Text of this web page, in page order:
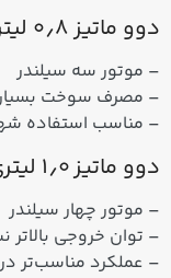
دوو ماتیز ۰٫۸ لیتری
– موتور سه سیلندر
– مصرف سوخت
– مناسب استفاده
دوو ماتیز ۱٫۰ لیتری
– موتور چهار سیلندر
– توان خروجی بالاتر
– عملکرد مناسب‌تر